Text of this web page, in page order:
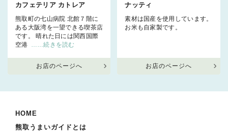
カフェテリア カトレア
熊取町の七山病院 北館７階に
ある大阪湾を一望できる喫茶店
です。 晴れた日には関西国際
空港
……続きを読む
お店のページへ
ナッティ
素材は国産を使用しています。
お米も自家製です。
お店のページへ
HOME
熊取うまいガイドとは